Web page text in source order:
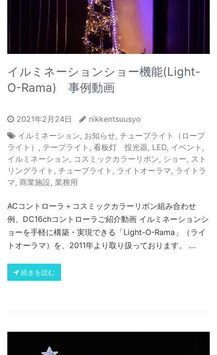
イルミネーションショー機能(Light-
O-Rama) 事例動画
2021年2月24日
nikkentsuusyo
イルミネーション, お知らせ, チューブライト（ロープ
ライト） , テープライト , 看板灯 投光器, LED, イベント ,
イルミネーション, コスミックカラーリボン, ショー, スト
リングライト , チューブライト , ライトオーラマ, ライトラ
マ, 商業施設, 業務用
ACコントローラ＋コスミックカラーリボン組み合わせ
例、DC16chコントローラご紹介動画 イルミネーションシ
ョーを手軽に構築・実現できる「Light-O-Rama」（ライ
トオーラマ）を、2011年より取り扱っております。 …
続きを読む